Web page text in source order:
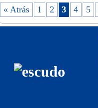
« Atrás 1 2 3 4 5